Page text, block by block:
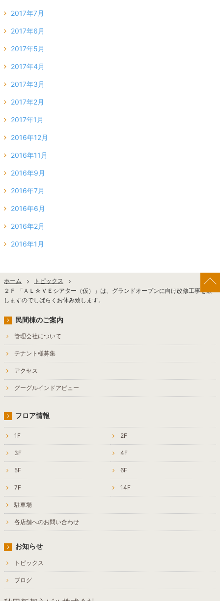
2017年7月
2017年6月
2017年5月
2017年4月
2017年3月
2017年2月
2017年1月
2016年12月
2016年11月
2016年9月
2016年7月
2016年6月
2016年2月
2016年1月
ホーム
トピックス
２Ｆ 「ＡＬ☆ＶＥシアター（仮）」は、グランドオープンに向け改修工事を致
しますのでしばらくお休み致します。
民間棟のご案内
管理会社について
テナント様募集
アクセス
グーグルインドアビュー
フロア情報
1F 2F
3F 4F
5F 6F
7F 14F
駐車場
各店舗へのお問い合わせ
お知らせ
トピックス
ブログ